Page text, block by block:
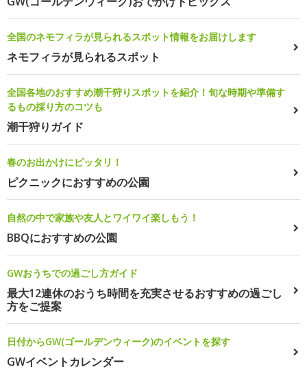
全国のネモフィラが見られるスポット情報をお届けします
ネモフィラが見られるスポット
全国各地のおすすめ潮干狩りスポットを紹介！旬な時期や準備す
るもの採り方のコツも
潮干狩りガイド
春のお出かけにピッタリ！
ピクニックにおすすめの公園
自然の中で家族や友人とワイワイ楽しもう！
BBQにおすすめの公園
GWおうちでの過ごし方ガイド
最大12連休のおうち時間を充実させるおすすめの過ごし
方をご提案
日付からGW(ゴールデンウィーク)のイベントを探す
GWイベントカレンダー